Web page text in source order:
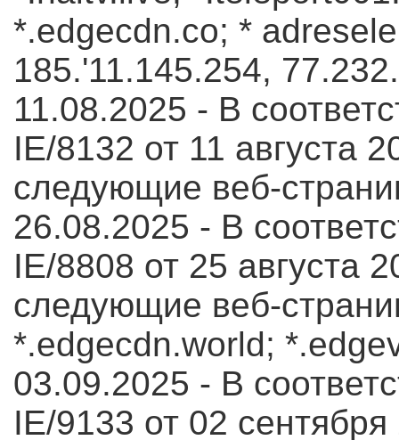
*.edgecdn.co; *
185.'11.145.254,
11.08.2025 - В
IE/8132 от 11 августа
следующие веб-
26.08.2025 - В
IE/8808 от 25 августа
следующие веб-
*.edgecdn.world;
03.09.2025 - В
IE/9133 от 02